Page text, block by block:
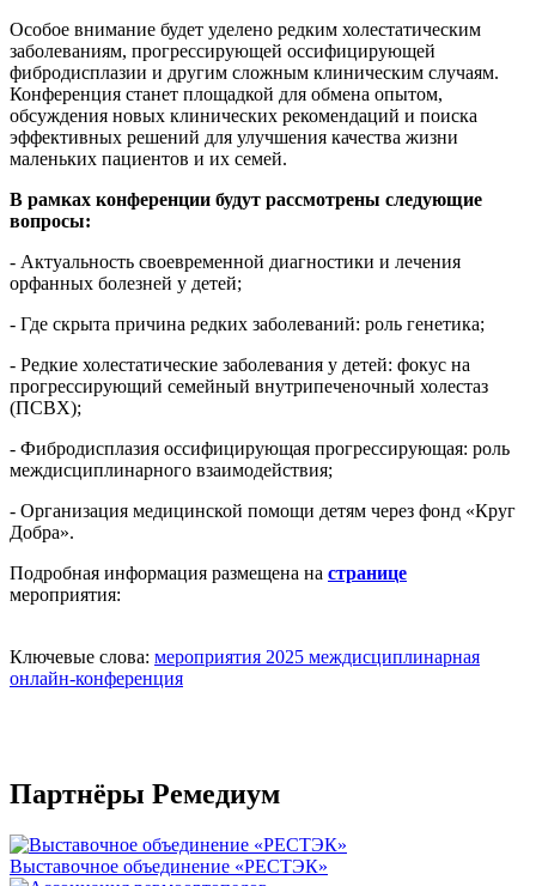
Особое внимание будет уделено редким холестатическим
заболеваниям, прогрессирующей оссифицирующей
фибродисплазии и другим сложным клиническим случаям.
Конференция станет площадкой для обмена опытом,
обсуждения новых клинических рекомендаций и поиска
эффективных решений для улучшения качества жизни
маленьких пациентов и их семей.
В рамках конференции будут рассмотрены следующие
вопросы:
- Актуальность своевременной диагностики и лечения
орфанных болезней у детей;
- Где скрыта причина редких заболеваний: роль генетика;
- Редкие холестатические заболевания у детей: фокус на
прогрессирующий семейный внутрипеченочный холестаз
(ПСВХ);
- Фибродисплазия оссифицирующая прогрессирующая: роль
междисциплинарного взаимодействия;
- Организация медицинской помощи детям через фонд «Круг
Добра».
Подробная информация размещена на странице
мероприятия:
Ключевые слова: мероприятия 2025 междисциплинарная
онлайн-конференция
Партнёры Ремедиум
Выставочное объединение «РЕСТЭК»